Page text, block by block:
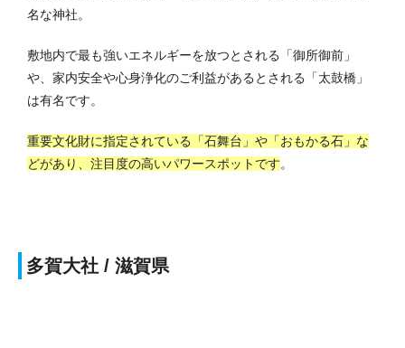
名な神社。
敷地内で最も強いエネルギーを放つとされる「御所御前」
や、家内安全や心身浄化のご利益があるとされる「太鼓橋」
は有名です。
重要文化財に指定されている「石舞台」や「おもかる石」な
どがあり、注目度の高いパワースポットです。
多賀大社 / 滋賀県